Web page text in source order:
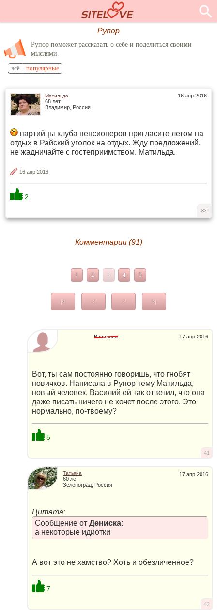
Рупор
Рупор поможет рассказать о себе и поделиться своими
мыслями.
всё популярные
16 апр 2016
Матильда
68 лет
Владимир, Россия
партийцы клуба пенсионеров пригласите летом на
отдых в Райский уголок на отдых. Жду предложений,
не жадничайте с гостеприимством. Матильда.
16 апр 2016
2
>>|
Комментарии (91)
1 2 3 4 5
|< < > >|
17 апр 2016
Василиса
Вот, ты сам постоянно говоришь, что гнобят
новичков. Написала в Рупор тему Матильда,
новый человек. Василий ей так ответил, что она
даже писать ничего не хочет после этого. Это
нормально, по-твоему?
5
41
17 апр 2016
Татьяна
60 лет
Зеленоград, Россия
Цитата:
Сообщение от Дениска:
а некоторые идиотки
А вот это не хамство? Хоть и обезличенное?
7
42